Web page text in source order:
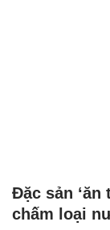
Đặc sản
chấm loại